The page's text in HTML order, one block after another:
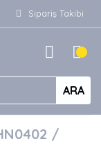
Sipariş Takibi
ARA
/